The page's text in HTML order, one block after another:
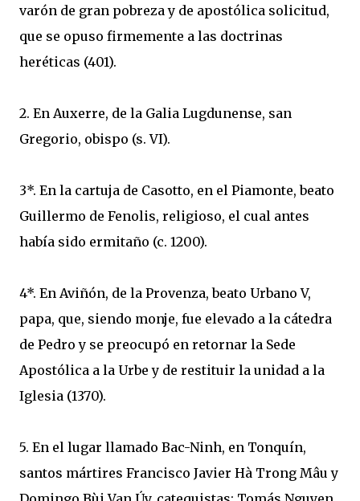
varón de gran pobreza y de apostólica solicitud,
que se opuso firmemente a las doctrinas
heréticas (401).
2. En Auxerre, de la Galia Lugdunense, san
Gregorio, obispo (s. VI).
3*. En la cartuja de Casotto, en el Piamonte, beato
Guillermo de Fenolis, religioso, el cual antes
había sido ermitaño (c. 1200).
4*. En Aviñón, de la Provenza, beato Urbano V,
papa, que, siendo monje, fue elevado a la cátedra
de Pedro y se preocupó en retornar la Sede
Apostólica a la Urbe y de restituir la unidad a la
Iglesia (1370).
5. En el lugar llamado Bac-Ninh, en Tonquín,
santos mártires Francisco Javier Hà Trong Mâu y